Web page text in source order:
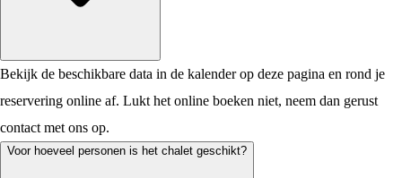
Bekijk de beschikbare data in de kalender op deze pagina en rond je
reservering online af. Lukt het online boeken niet, neem dan gerust
contact met ons op.
Voor hoeveel personen is het chalet geschikt?